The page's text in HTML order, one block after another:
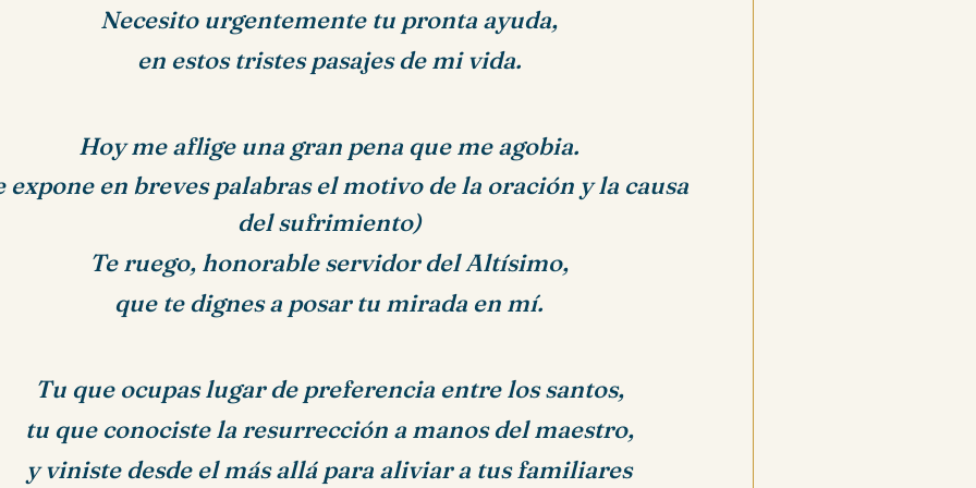
Necesito urgentemente tu pronta ayuda,
en estos tristes pasajes de mi vida.
Hoy me aflige una gran pena que me agobia.
expone en breves palabras el motivo de la oración y la causa
del sufrimiento)
Te ruego, honorable servidor del Altísimo,
que te dignes a posar tu mirada en mí.
Tu que ocupas lugar de preferencia entre los santos,
tu que conociste la resurrección a manos del maestro,
y viniste desde el más allá para aliviar a tus familiares